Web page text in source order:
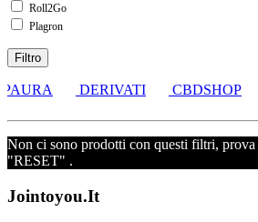
Roll2Go
Plagron
Filtro
DERIVATI CBDSHOP
Non ci sono prodotti con questi filtri, prova
"RESET" .
Jointoyou.It